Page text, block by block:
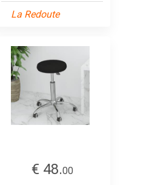
La Redoute
€ 48.00